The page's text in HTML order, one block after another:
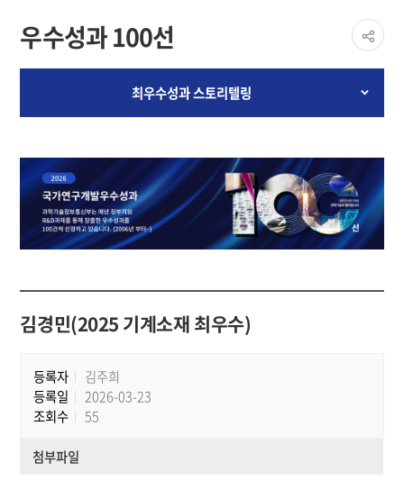
우수성과 100선
페이지
공유
share
최우수성과 스토리텔링
김경민(2025 기계소재 최우수)
등록자
김주희
등록일
2026-03-23
조회수
55
첨부파일